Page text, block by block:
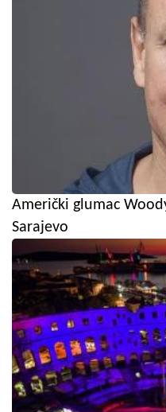
Američki glumac
Sarajevo